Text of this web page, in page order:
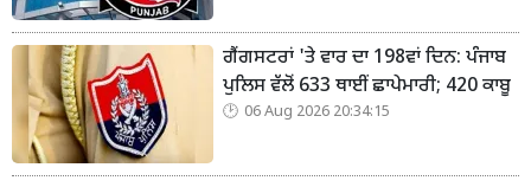
ਗੈਂਗਸਟਰਾਂ 'ਤੇ ਵਾਰ ਦਾ 198ਵਾਂ ਦਿਨ: ਪੰਜਾਬ
ਪੁਲਿਸ ਵੱਲੋਂ 633 ਥਾਈਂ ਛਾਪੇਮਾਰੀ; 420 ਕਾਬੂ
06 Aug 2026 20:34:15